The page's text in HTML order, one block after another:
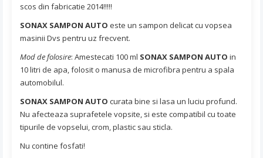
scos din fabricatie 2014!!!!!
SONAX SAMPON AUTO este un sampon delicat cu vopsea
masinii Dvs pentru uz frecvent.
Mod de folosire: Amestecati 100 ml SONAX SAMPON AUTO in
10 litri de apa, folosit o manusa de microfibra pentru a spala
automobilul.
SONAX SAMPON AUTO curata bine si lasa un luciu profund.
Nu afecteaza suprafetele vopsite, si este compatibil cu toate
tipurile de vopselui, crom, plastic sau sticla.
Nu contine fosfati!